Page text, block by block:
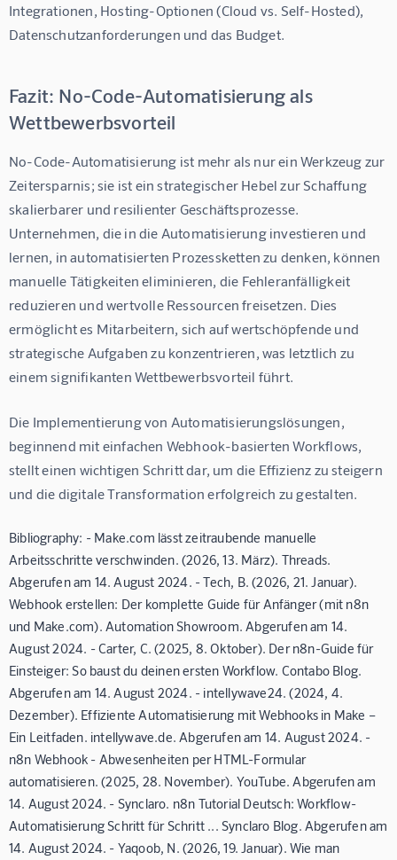
Integrationen, Hosting-Optionen (Cloud vs. Self-Hosted),
Datenschutzanforderungen und das Budget.
Fazit: No-Code-Automatisierung als
Wettbewerbsvorteil
No-Code-Automatisierung ist mehr als nur ein Werkzeug zur
Zeitersparnis; sie ist ein strategischer Hebel zur Schaffung
skalierbarer und resilienter Geschäftsprozesse.
Unternehmen, die in die Automatisierung investieren und
lernen, in automatisierten Prozessketten zu denken, können
manuelle Tätigkeiten eliminieren, die Fehleranfälligkeit
reduzieren und wertvolle Ressourcen freisetzen. Dies
ermöglicht es Mitarbeitern, sich auf wertschöpfende und
strategische Aufgaben zu konzentrieren, was letztlich zu
einem signifikanten Wettbewerbsvorteil führt.
Die Implementierung von Automatisierungslösungen,
beginnend mit einfachen Webhook-basierten Workflows,
stellt einen wichtigen Schritt dar, um die Effizienz zu steigern
und die digitale Transformation erfolgreich zu gestalten.
Bibliography: - Make.com lässt zeitraubende manuelle
Arbeitsschritte verschwinden. (2026, 13. März). Threads.
Abgerufen am 14. August 2024. - Tech, B. (2026, 21. Januar).
Webhook erstellen: Der komplette Guide für Anfänger (mit n8n
und Make.com). Automation Showroom. Abgerufen am 14.
August 2024. - Carter, C. (2025, 8. Oktober). Der n8n-Guide für
Einsteiger: So baust du deinen ersten Workflow. Contabo Blog.
Abgerufen am 14. August 2024. - intellywave24. (2024, 4.
Dezember). Effiziente Automatisierung mit Webhooks in Make –
Ein Leitfaden. intellywave.de. Abgerufen am 14. August 2024. -
n8n Webhook - Abwesenheiten per HTML-Formular
automatisieren. (2025, 28. November). YouTube. Abgerufen am
14. August 2024. - Synclaro. n8n Tutorial Deutsch: Workflow-
Automatisierung Schritt für Schritt ... Synclaro Blog. Abgerufen am
14. August 2024. - Yaqoob, N. (2026, 19. Januar). Wie man